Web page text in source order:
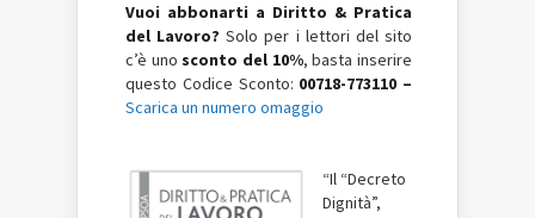
Vuoi abbonarti a Diritto & Pratica
del Lavoro? Solo per i lettori del sito
c’è uno sconto del 10%, basta inserire
questo Codice Sconto: 00718-773110 –
Scarica un numero omaggio
“Il “Decreto
Dignità”,